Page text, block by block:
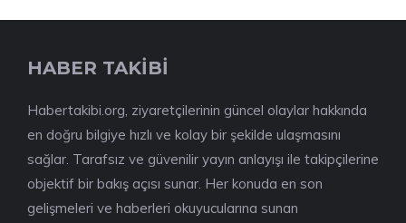
HABER TAKİBİ
Habertakibi.org, ziyaretçilerinin güncel olaylar hakkında
en doğru bilgiye hızlı ve kolay bir şekilde ulaşmasını
sağlar. Tarafsız ve güvenilir yayın anlayışı ile takipçilerine
objektif bir bakış açısı sunar. Her konuda en son
gelişmeleri ve haberleri okuyucularına sunan